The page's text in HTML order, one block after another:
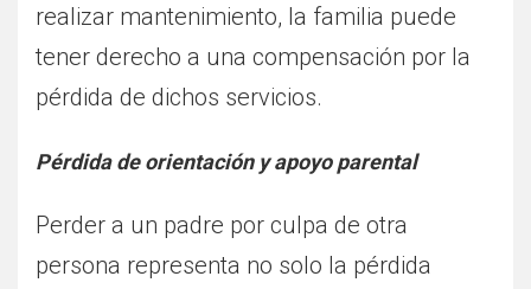
realizar mantenimiento, la familia puede
tener derecho a una compensación por la
pérdida de dichos servicios.
Pérdida de orientación y apoyo parental
Perder a un padre por culpa de otra
persona representa no solo la pérdida